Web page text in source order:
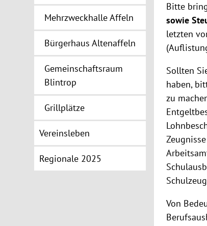
Mehrzweckhalle Affeln
Bürgerhaus Altenaffeln
Gemeinschaftsraum
Blintrop
Grillplätze
Vereinsleben
Regionale 2025
Bitte
sowie
letzten
Sollten
haben,
zu
Von